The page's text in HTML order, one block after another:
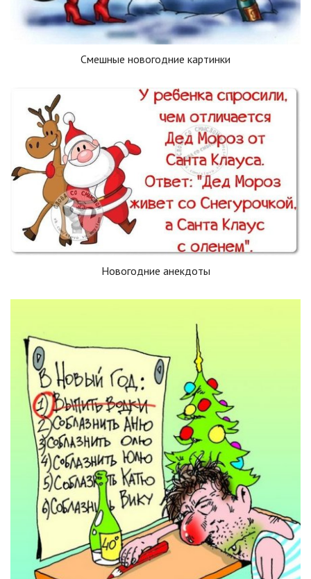
Смешные новогодние картинки
Новогодние анекдоты